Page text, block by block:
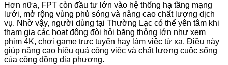
Hơn nữa, FPT còn đầu tư lớn vào hệ thống hạ tầng mạng
lưới, mở rộng vùng phủ sóng và nâng cao chất lượng dịch
vụ. Nhờ vậy, người dùng tại Thường Lạc có thể yên tâm khi
tham gia các hoạt động đòi hỏi băng thông lớn như xem
phim 4K, chơi game trực tuyến hay làm việc từ xa. Điều này
giúp nâng cao hiệu quả công việc và chất lượng cuộc sống
của cộng đồng địa phương.